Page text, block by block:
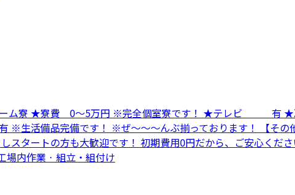
ンルーム寮 ★寮費 0～5万円 ※完全個室寮です！ ★
備品完備です！ ※ぜ～～～んぶ揃っております！ 【その他
スタートの方も大歓迎です！ 初期費用0円だから、ご安心くださ
場内作業 · 組立・組付け